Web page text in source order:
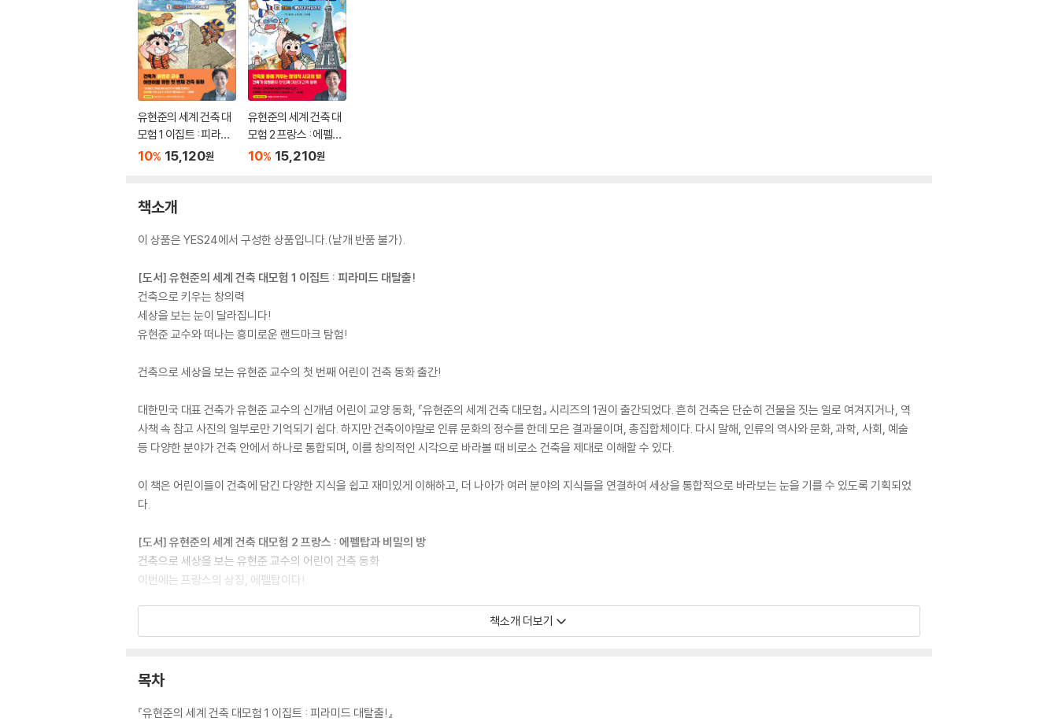
유현준의 세계 건축 대
모험 1 이집트 : 피라미
드 대탈출!
10% 15,120원
유현준의 세계 건축 대
모험 2 프랑스 : 에펠탑
과 비밀의 방
10% 15,210원
책소개
이 상품은 YES24에서 구성한 상품입니다.(낱개 반품 불가).
[도서] 유현준의 세계 건축 대모험 1 이집트 : 피라미드 대탈출!
건축으로 키우는 창의력
세상을 보는 눈이 달라집니다!
유현준 교수와 떠나는 흥미로운 랜드마크 탐험!
건축으로 세상을 보는 유현준 교수의 첫 번째 어린이 건축 동화 출간!
대한민국 대표 건축가 유현준 교수의 신개념 어린이 교양 동화, 『유현준의 세계 건축 대모험』 시리즈의 1권이 출간되었다. 흔히 건축은 단순히 건물을 짓는 일로 여겨지거나, 역
사책 속 참고 사진의 일부로만 기억되기 쉽다. 하지만 건축이야말로 인류 문화의 정수를 한데 모은 결과물이며, 총집합체이다. 다시 말해, 인류의 역사와 문화, 과학, 사회, 예술
등 다양한 분야가 건축 안에서 하나로 통합되며, 이를 창의적인 시각으로 바라볼 때 비로소 건축을 제대로 이해할 수 있다.
이 책은 어린이들이 건축에 담긴 다양한 지식을 쉽고 재미있게 이해하고, 더 나아가 여러 분야의 지식들을 연결하여 세상을 통합적으로 바라보는 눈을 기를 수 있도록 기획되었
다.
[도서] 유현준의 세계 건축 대모험 2 프랑스 : 에펠탑과 비밀의 방
건축으로 세상을 보는 유현준 교수의 어린이 건축 동화
이번에는 프랑스의 상징, 에펠탑이다!
대한민국 대표 건축가 유현준 교수의 신개념 어린이 교양 동화, 『유현준의 세계 건축 대모험』 시리즈의 2권이 출간되었다. 건축은 단순히 집이나 건물을 짓는 기술이 아니라, 인
류의 역사와 문화, 과학과 예술이 모인 총합체이다. 『유현준의 세계 건축 대모험』 시리즈는 이러한 건축의 가치를 어린이 눈높이에 맞춰 쉽고 재미있게 풀어낸 책이다. 어린이들
드마블’을 통해 전 세계 랜드마크를 지키는 모험을 떠난다는 흥미로운 설정을 담았다. 이 책을 통해 어린이들은 랜드마크에 담긴 통합적 지식을 학습할 수 있을 뿐만 아니라, 학습
책소개 더보기
목차
『유현준의 세계 건축 대모험 1 이집트 : 피라미드 대탈출!』